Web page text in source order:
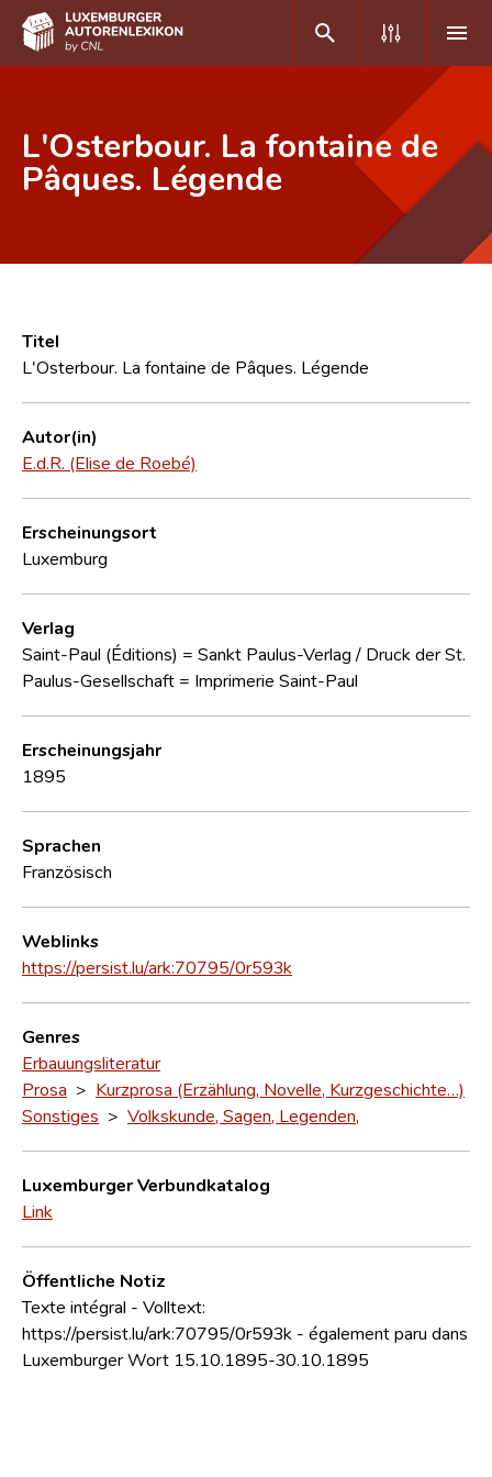
DE FR
Häufige Fragen und Antworten
CNL
Forschungsgruppe
Kontakt
L'Osterbour. La fontaine de
Pâques. Légende
Titel
L'Osterbour. La fontaine de Pâques. Légende
Autor(in)
E.d.R. (Elise de Roebé)
Erscheinungsort
Luxemburg
Verlag
Saint-Paul (Éditions) = Sankt Paulus-Verlag / Druck der St.
Paulus-Gesellschaft = Imprimerie Saint-Paul
Erscheinungsjahr
1895
Sprachen
Französisch
Weblinks
https://persist.lu/ark:70795/0r593k
Genres
Erbauungsliteratur
Prosa > Kurzprosa (Erzählung, Novelle, Kurzgeschichte…)
Sonstiges > Volkskunde, Sagen, Legenden,
Luxemburger Verbundkatalog
Link
Öffentliche Notiz
Texte intégral - Volltext:
https://persist.lu/ark:70795/0r593k - également paru dans
Luxemburger Wort 15.10.1895-30.10.1895